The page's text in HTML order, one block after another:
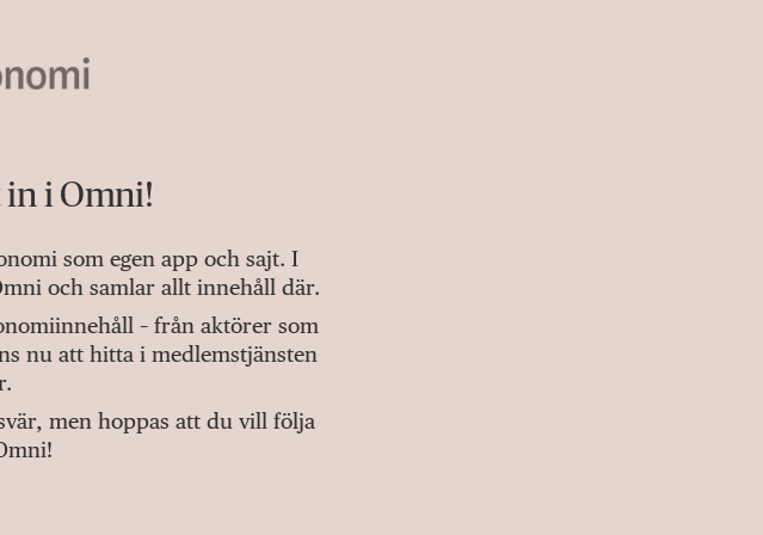
i Omni!
som egen app och sajt. I
och samlar allt innehåll där.
– från aktörer som
nu att hitta i medlemstjänsten
men hoppas att du vill följa